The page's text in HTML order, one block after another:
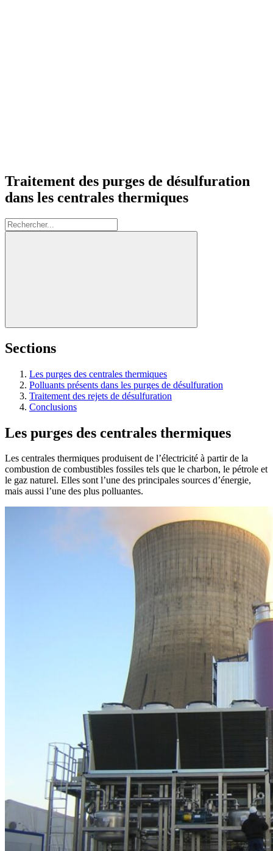
Traitement des purges de désulfuration
dans les centrales thermiques
Rechercher:
Sections
Les purges des centrales thermiques
Polluants présents dans les purges de désulfuration
Traitement des rejets de désulfuration
Conclusions
Les purges des centrales thermiques
Les centrales thermiques produisent de l’électricité à partir de la
combustion de combustibles fossiles tels que le charbon, le pétrole et
le gaz naturel. Elles sont l’une des principales sources d’énergie,
mais aussi l’une des plus polluantes.